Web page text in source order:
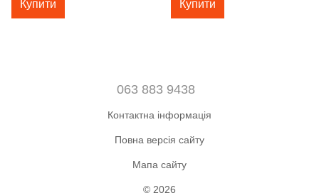
Купити Купити
063 883 9438
Контактна інформація
Повна версія сайту
Мапа сайту
© 2026